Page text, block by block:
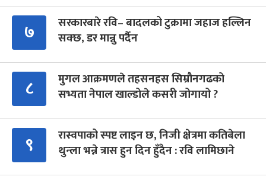
७
सरकारबारे रवि– बादलको टुक्रामा जहाज हल्लिन
सक्छ, डर मान्नु पर्दैन
८
मुगल आक्रमणले तहसनहस सिम्रौनगढको
सभ्यता नेपाल खाल्डोले कसरी जोगायो ?
९
रास्वपाको स्पष्ट लाइन छ, निजी क्षेत्रमा कतिबेला
थुन्ला भन्ने त्रास हुन दिन हुँदैन : रवि लामिछाने